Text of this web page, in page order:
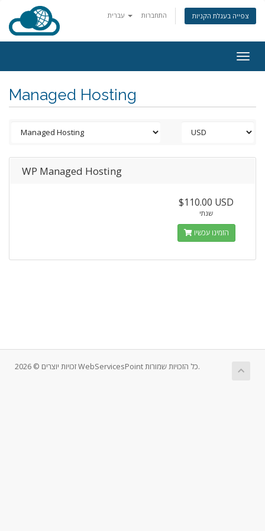
התחברות צפייה בעגלת הקניות
Managed Hosting
WP Managed Hosting
$110.00 USD
שנתי
הזמינו עכשיו
זכויות יוצרים © 2026 WebServicesPoint כל הזכויות שמורות.